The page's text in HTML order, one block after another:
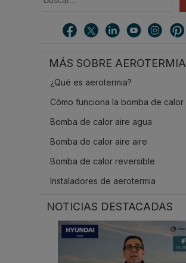
u
MÁS SOBRE AEROTERMIA
¿Qué es aerotermia?
Cómo funciona la bomba de calor
Bomba de calor aire agua
Bomba de calor aire aire
Bomba de calor reversible
Instaladores de aerotermia
NOTICIAS DESTACADAS